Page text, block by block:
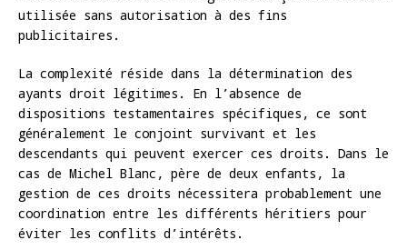
utilisée sans autorisation à des fins
publicitaires.
La complexité réside dans la détermination des
ayants droit légitimes. En l’absence de
dispositions testamentaires spécifiques, ce sont
généralement le conjoint survivant et les
descendants qui peuvent exercer ces droits. Dans le
cas de Michel Blanc, père de deux enfants, la
gestion de ces droits nécessitera probablement une
coordination entre les différents héritiers pour
éviter les conflits d’intérêts.